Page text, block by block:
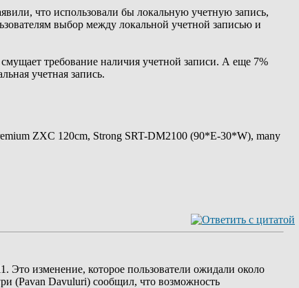
что использовали бы локальную учетную запись,
выбор между локальной учетной записью и
требование наличия учетной записи. А еще 7%
учетная запись.
ZXC 120cm, Strong SRT-DM2100 (90*E-30*W), many
Это изменение, которое пользователи ожидали около
(Pavan Davuluri) сообщил, что возможность